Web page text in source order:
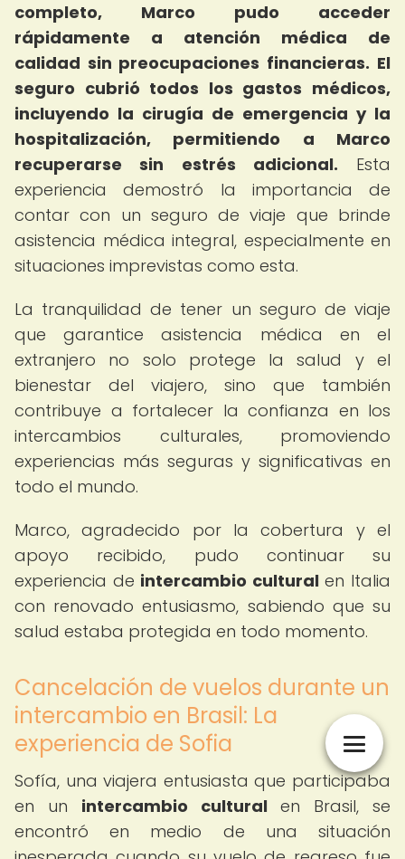
completo, Marco pudo acceder
rápidamente a atención médica de
calidad sin preocupaciones financieras. El
seguro cubrió todos los gastos médicos,
incluyendo la cirugía de emergencia y la
hospitalización, permitiendo a Marco
recuperarse sin estrés adicional. Esta
experiencia demostró la importancia de
contar con un seguro de viaje que brinde
asistencia médica integral, especialmente en
situaciones imprevistas como esta.
La tranquilidad de tener un seguro de viaje
que garantice asistencia médica en el
extranjero no solo protege la salud y el
bienestar del viajero, sino que también
contribuye a fortalecer la confianza en los
intercambios culturales, promoviendo
experiencias más seguras y significativas en
todo el mundo.
Marco, agradecido por la cobertura y el
apoyo recibido, pudo continuar su
experiencia de intercambio culturalen Italia
con renovado entusiasmo, sabiendo que su
salud estaba protegida en todo momento.
Cancelación de vuelos durante un
intercambio en Brasil: La
experiencia de Sofia
Sofía, una viajera entusiasta que participaba
en un intercambio culturalen Brasil, se
encontró en medio de una situación